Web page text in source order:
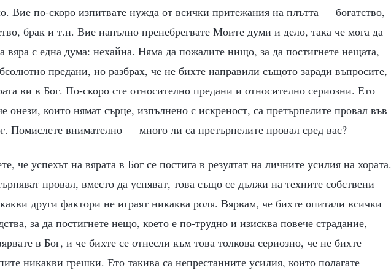
Вие по-скоро изпитвате нужда от всички притежания на плътта — богатство,
брак и т.н. Вие напълно пренебрегвате Моите думи и дело, така че мога да
вяра с една дума: нехайна. Няма да пожалите нищо, за да постигнете нещата,
предани, но разбрах, че не бихте направили същото заради въпросите,
ви в Бог. По-скоро сте относително предани и относително сериозни. Ето
онези, които нямат сърце, изпълнено с искреност, са претърпелите провал във
Помислете внимателно — много ли са претърпелите провал сред вас?
че успехът на вярата в Бог се постига в резултат на личните усилия на хората.
провал, вместо да успяват, това също се дължи на техните собствени
други фактори не играят никаква роля. Вярвам, че бихте опитали всички
за да постигнете нещо, което е по-трудно и изисква повече страдание,
в Бог, и че бихте се отнесли към това толкова сериозно, че не бихте
никакви грешки. Ето такива са непрестанните усилия, които полагате